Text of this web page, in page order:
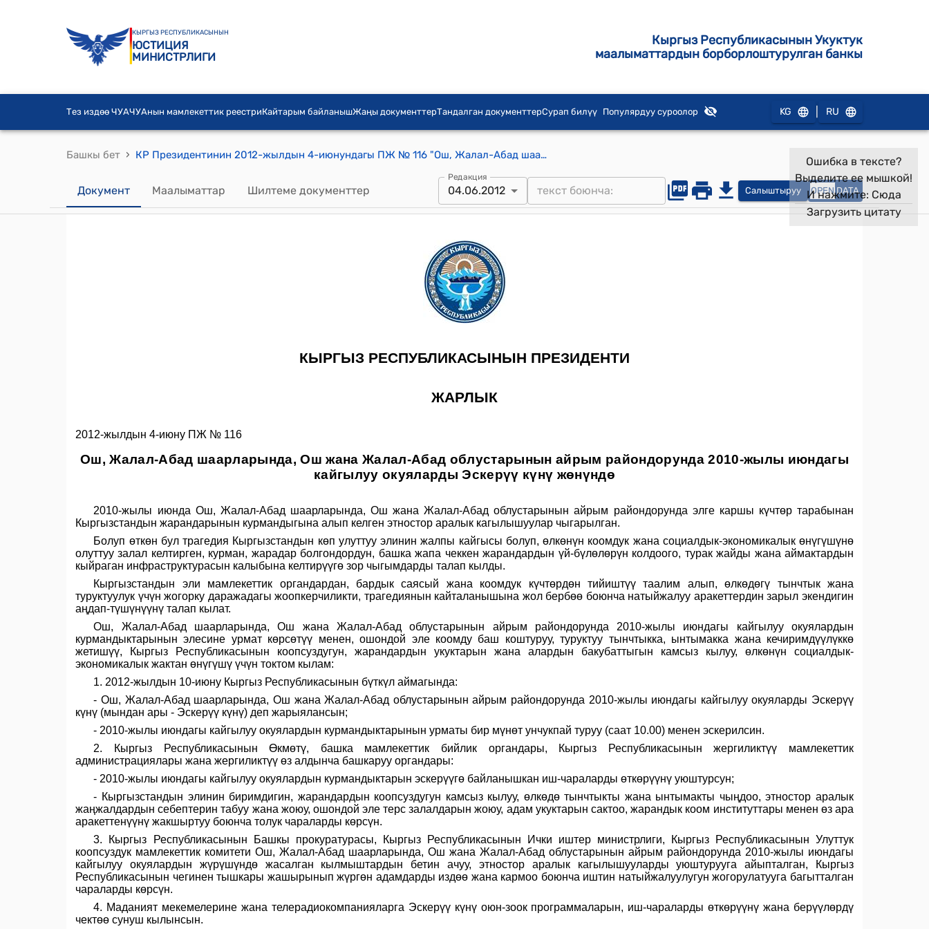
КЫРГЫЗ РЕСПУБЛИКАСЫНЫН
ЮСТИЦИЯ
МИНИСТРЛИГИ
Кыргыз Республикасынын Укуктук
маалыматтардын борборлоштурулган банкы
Тез издөө ЧУАЧУАнын мамлекеттик реестриКайтарым байланышЖаңы документтерТандалган документтерСурап билүү Популярдуу суроолор KG RU
Башкы бет › КР Президентинин 2012-жылдын 4-июнундагы ПЖ № 116 "Ош, Жалал-Абад шаарларында, Ош жана Жалал-Абад облустарынын айрым райондорунда 2010-жылы июндагы кайгылуу окуяларды Эскерүү күнү жөнүндө" жарлыгы
Документ Маалыматтар Шилтеме документтер
Редакция
04.06.2012 Салыштыруу OPEN DATA
Ошибка в тексте?
Выделите ее мышкой!
И нажмите: Сюда
Загрузить цитату